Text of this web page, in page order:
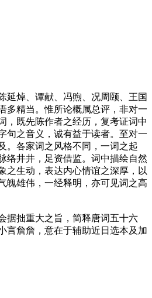
焯、谭献、冯煦、况周颐、王国
多精当。惟所论概属总评，非对一
，既先陈作者之经历，复考证词中
句之音义，诚有益于读者。至对一
。各家词之风格不同，一词之起
络井井，足资借监。词中描绘自然
之生动，表达内心情谊之深厚，以
魄雄伟，一经释明，亦可见词之高
拙重大之旨，简释唐词五十六
言詹詹，意在于辅助近日选本及加